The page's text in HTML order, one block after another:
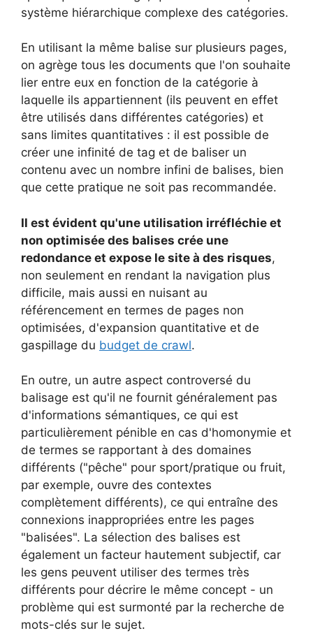
système hiérarchique complexe des catégories.
En utilisant la même balise sur plusieurs pages,
on agrège tous les documents que l'on souhaite
lier entre eux en fonction de la catégorie à
laquelle ils appartiennent (ils peuvent en effet
être utilisés dans différentes catégories) et
sans limites quantitatives : il est possible de
créer une infinité de tag et de baliser un
contenu avec un nombre infini de balises, bien
que cette pratique ne soit pas recommandée.
Il est évident qu'une utilisation irréfléchie et
non optimisée des balises crée une
redondance et expose le site à des risques,
non seulement en rendant la navigation plus
difficile, mais aussi en nuisant au
référencement en termes de pages non
optimisées, d'expansion quantitative et de
gaspillage du budget de crawl.
En outre, un autre aspect controversé du
balisage est qu'il ne fournit généralement pas
d'informations sémantiques, ce qui est
particulièrement pénible en cas d'homonymie et
de termes se rapportant à des domaines
différents ("pêche" pour sport/pratique ou fruit,
par exemple, ouvre des contextes
complètement différents), ce qui entraîne des
connexions inappropriées entre les pages
"balisées". La sélection des balises est
également un facteur hautement subjectif, car
les gens peuvent utiliser des termes très
différents pour décrire le même concept - un
problème qui est surmonté par la recherche de
mots-clés sur le sujet.